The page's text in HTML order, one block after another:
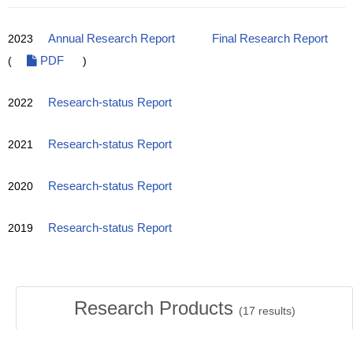
2023 Annual Research Report
Final Research Report
(
PDF )
2022 Research-status Report
2021 Research-status Report
2020 Research-status Report
2019 Research-status Report
Research Products (17 results)